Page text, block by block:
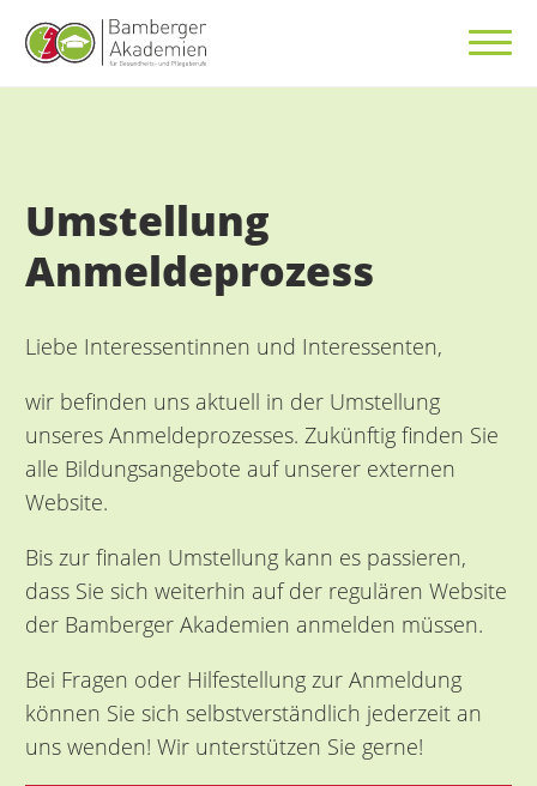
Umstellung
Anmeldeprozess
Liebe Interessentinnen und Interessenten,
wir befinden uns aktuell in der Umstellung
unseres Anmeldeprozesses. Zukünftig finden Sie
alle Bildungsangebote auf unserer externen
Website.
Bis zur finalen Umstellung kann es passieren,
dass Sie sich weiterhin auf der regulären Website
der Bamberger Akademien anmelden müssen.
Bei Fragen oder Hilfestellung zur Anmeldung
können Sie sich selbstverständlich jederzeit an
uns wenden! Wir unterstützen Sie gerne!